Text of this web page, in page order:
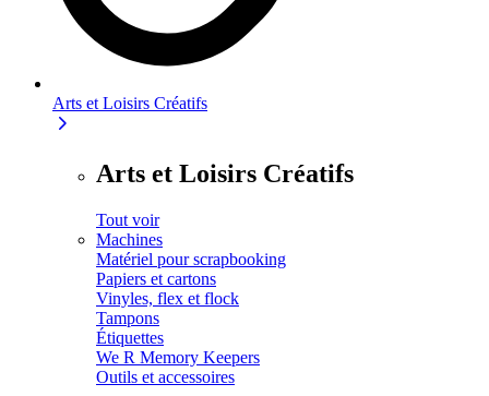
Arts et Loisirs Créatifs
Arts et Loisirs Créatifs
Tout voir
Machines
Matériel pour scrapbooking
Papiers et cartons
Vinyles, flex et flock
Tampons
Étiquettes
We R Memory Keepers
Outils et accessoires